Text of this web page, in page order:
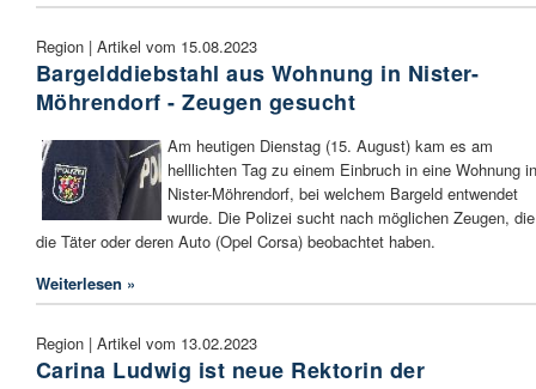
Region | Artikel vom 15.08.2023
Bargelddiebstahl aus Wohnung in Nister-
Möhrendorf - Zeugen gesucht
Am heutigen Dienstag (15. August) kam es am
helllichten Tag zu einem Einbruch in eine Wohnung in
Nister-Möhrendorf, bei welchem Bargeld entwendet
wurde. Die Polizei sucht nach möglichen Zeugen, die
die Täter oder deren Auto (Opel Corsa) beobachtet haben.
Weiterlesen »
Region | Artikel vom 13.02.2023
Carina Ludwig ist neue Rektorin der